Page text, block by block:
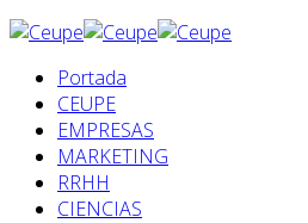
Portada
CEUPE
EMPRESAS
MARKETING
RRHH
CIENCIAS